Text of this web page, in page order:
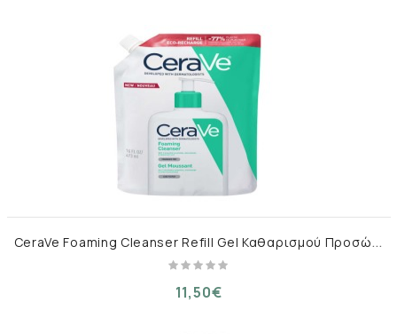
C
eraVe Foaming Cleanser Refill Gel Καθαρισμού Προσώπου για Κανονική έως Λιπαρή Επιδερμίδα – 473 ml
11,50€